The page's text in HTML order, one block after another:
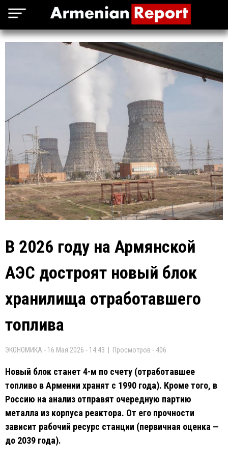
В 2026 году на Армянской
АЭС достроят новый блок
хранилища отработавшего
топлива
ЭКОНОМИКА - 16 Мая 2026 - 14:43 | Просмотров - 406
Новый блок станет 4-м по счету (отработавшее
топливо в Армении хранят с 1990 года). Кроме того, в
Россию на анализ отправят очередную партию
металла из корпуса реактора. От его прочности
зависит рабочий ресурс станции (первичная оценка —
до 2039 года).